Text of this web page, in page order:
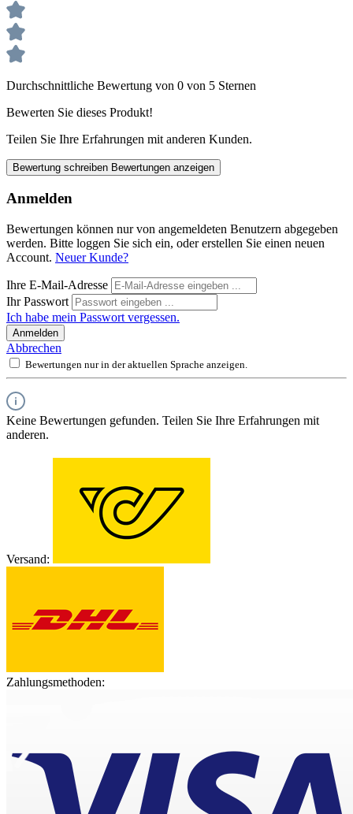
Durchschnittliche Bewertung von 0 von 5 Sternen
Bewerten Sie dieses Produkt!
Teilen Sie Ihre Erfahrungen mit anderen Kunden.
Bewertung schreiben Bewertungen anzeigen
Anmelden
Bewertungen können nur von angemeldeten Benutzern abgegeben
werden. Bitte loggen Sie sich ein, oder erstellen Sie einen neuen
Account. Neuer Kunde?
Ihre E-Mail-Adresse
Ihr Passwort
Ich habe mein Passwort vergessen.
Anmelden
Abbrechen
Bewertungen nur in der aktuellen Sprache anzeigen.
Keine Bewertungen gefunden. Teilen Sie Ihre Erfahrungen mit
anderen.
Versand:
Zahlungsmethoden: